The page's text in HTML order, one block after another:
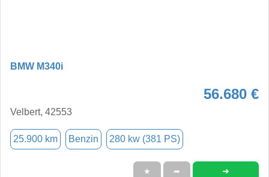
BMW M340i
56.680 €
Velbert, 42553
25.900 km Benzin 280 kw (381 PS)
★ ➦ ➜